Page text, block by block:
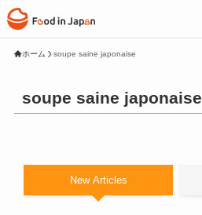
ホーム soupe saine japonaise
soupe saine japonaise
New Articles